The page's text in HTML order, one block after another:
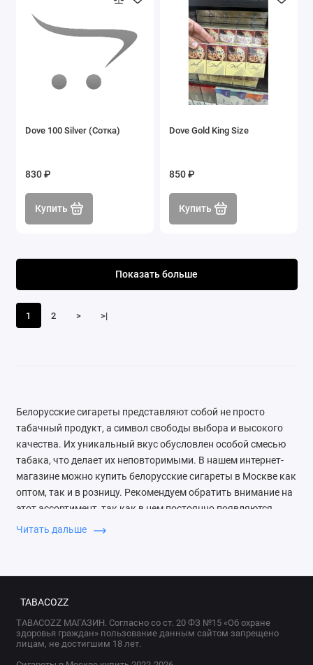
Dove 100 Silver (Сотка)
830 ₽
Купить
Dove Gold King Size
850 ₽
Купить
1 2 > >|
Показать больше
Белорусские сигареты представляют собой не просто
табачный продукт, а символ свободы выбора и высокого
качества. Их уникальный вкус обусловлен особой смесью
табака, что делает их неповторимыми. В нашем интернет-
магазине можно купить белорусские сигареты в Москве как
оптом, так и в розницу. Рекомендуем обратить внимание на
этот ассортимент, так как в нем постоянно появляются
новинки, и выбор может быть запутанным.
источник гордости. Они отмечают насыщенный вкус,
стойкий аромат и гармоничное сочетание крепости.
Присоединяйтесь к тем, кто уже оценил высший стандарт
Читать дальше
TABACOZZ
TABACOZZ МАГАЗИН. Согласно со ст. 20 ФЗ №15 «Об охране
здоровья граждан» пользование данным сайтом запрещено
лицам, не достигшим 18 лет.